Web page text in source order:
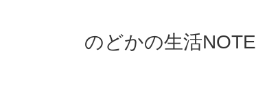
のどかの生活NOTE